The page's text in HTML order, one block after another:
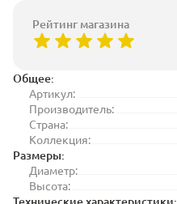
Общее:
Артикул:
Производитель:
Страна:
Коллекция:
Размеры:
Диаметр:
Высота:
Рейтинг магазина